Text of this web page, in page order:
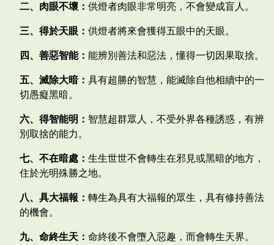
二、肉眼不壞： 供燈者肉眼非常明亮，不會變成盲人。
三、得於天眼： 供燈者將來會獲得五眼中的天眼。
四、善惡智能： 能辨別善法和惡法，懂得一切因果取捨。
五、滅除大暗： 具有超勝的智慧，能滅除自他相續中的一
切愚癡黑暗。
六、得智能明： 智慧超群眾人，不受外界各種誘惑，有辨
別取捨的能力。
七、不在暗處： 生生世世不會轉生在邪見或黑暗的地方，
住於光明殊勝之地。
八、具大福報： 轉生為具有大福報的眾生，具有修持善法
的機會。
九、命終生天： 命終後不會墮入惡趣，而會轉生天界。